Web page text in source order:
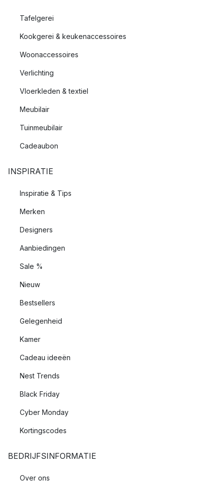
Tafelgerei
Kookgerei & keukenaccessoires
Woonaccessoires
Verlichting
Vloerkleden & textiel
Meubilair
Tuinmeubilair
Cadeaubon
INSPIRATIE
Inspiratie & Tips
Merken
Designers
Aanbiedingen
Sale %
Nieuw
Bestsellers
Gelegenheid
Kamer
Cadeau ideeën
Nest Trends
Black Friday
Cyber Monday
Kortingscodes
BEDRIJFSINFORMATIE
Over ons